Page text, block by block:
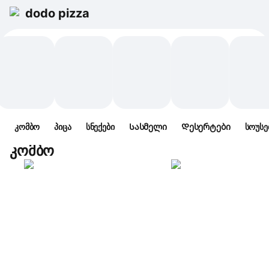
dodo pizza
კომბო პიცა სნექები Სასმელი Დესერტები
კომბო